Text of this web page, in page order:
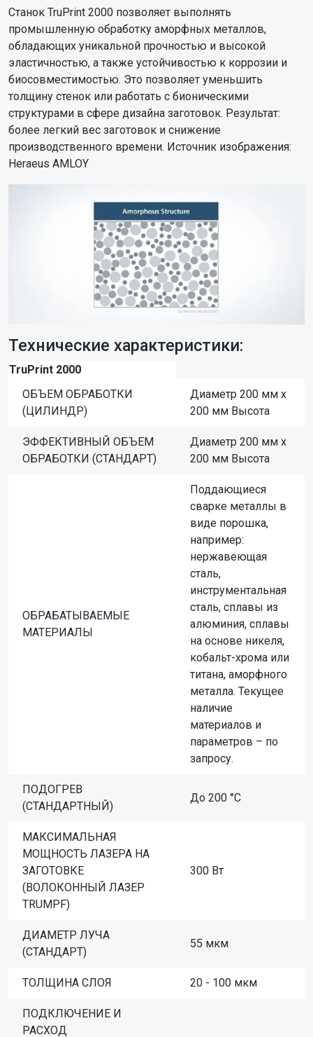
Станок TruPrint 2000 позволяет выполнять
промышленную обработку аморфных металлов,
обладающих уникальной прочностью и высокой
эластичностью, а также устойчивостью к коррозии и
биосовместимостью. Это позволяет уменьшить
толщину стенок или работать с бионическими
структурами в сфере дизайна заготовок. Результат:
более легкий вес заготовок и снижение
производственного времени. Источник изображения:
Heraeus AMLOY
Технические характеристики:
TruPrint 2000
ОБЪЕМ ОБРАБОТКИ
(ЦИЛИНДР)
Диаметр 200 мм x
200 мм Высота
ЭФФЕКТИВНЫЙ ОБЪЕМ
ОБРАБОТКИ (СТАНДАРТ)
Диаметр 200 мм x
200 мм Высота
ОБРАБАТЫВАЕМЫЕ
МАТЕРИАЛЫ
Поддающиеся
сварке металлы в
виде порошка,
например:
нержавеющая
сталь,
инструментальная
сталь, сплавы из
алюминия, сплавы
на основе никеля,
кобальт-хрома или
титана, аморфного
металла. Текущее
наличие
материалов и
параметров – по
запросу.
ПОДОГРЕВ
(СТАНДАРТНЫЙ)
До 200 °C
МАКСИМАЛЬНАЯ
МОЩНОСТЬ ЛАЗЕРА НА
ЗАГОТОВКЕ
(ВОЛОКОННЫЙ ЛАЗЕР
TRUMPF)
300 Вт
ДИАМЕТР ЛУЧА
(СТАНДАРТ)
55 мкм
ТОЛЩИНА СЛОЯ 20 - 100 мкм
ПОДКЛЮЧЕНИЕ И
РАСХОД